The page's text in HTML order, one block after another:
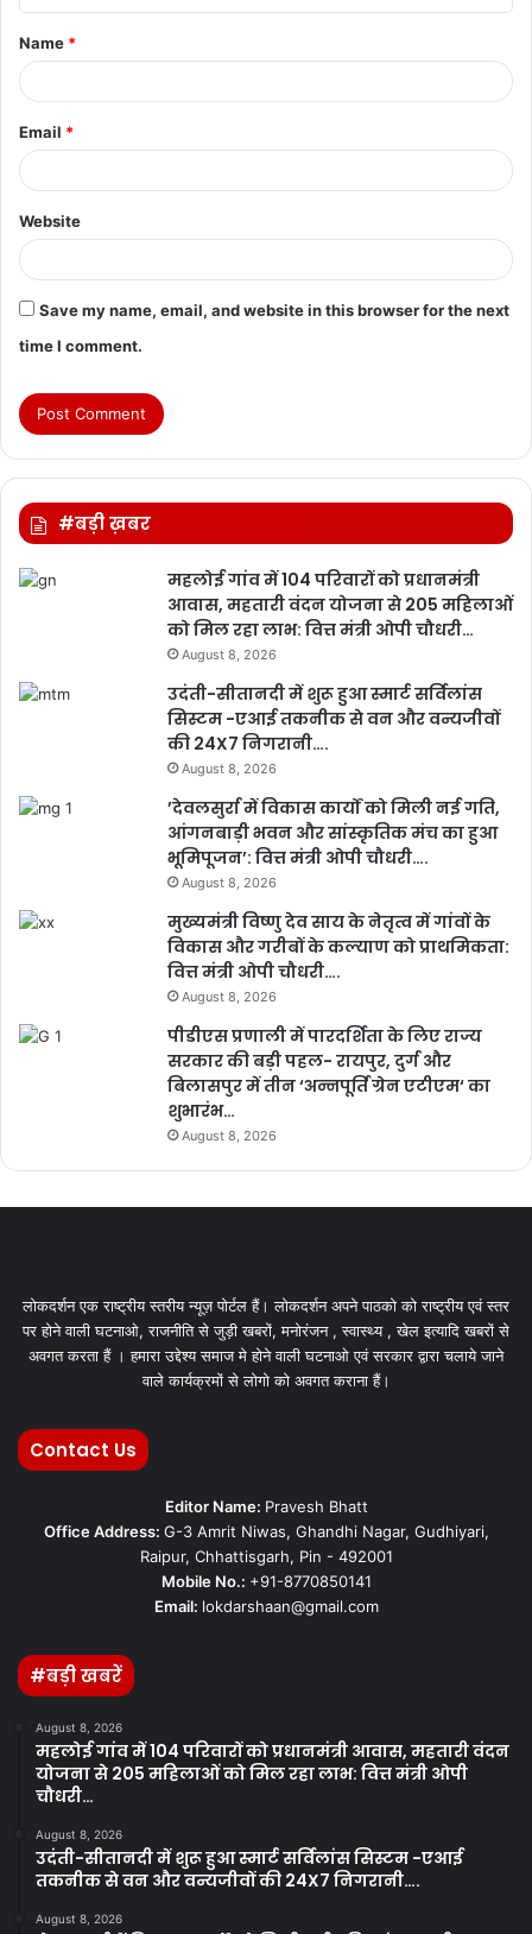
t
*
Name *
Email *
Website
Save my name, email, and website in this browser for the next
time I comment.
#बड़ी ख़बर
महलोई गांव में 104 परिवारों को प्रधानमंत्री
आवास, महतारी वंदन योजना से 205 महिलाओं
को मिल रहा लाभ: वित्त मंत्री ओपी चौधरी…
August 8, 2026
उदंती-सीतानदी में शुरू हुआ स्मार्ट सर्विलांस
सिस्टम -एआई तकनीक से वन और वन्यजीवों
की 24X7 निगरानी….
August 8, 2026
’देवलसुर्रा में विकास कार्यों को मिली नई गति,
आंगनबाड़ी भवन और सांस्कृतिक मंच का हुआ
भूमिपूजन’: वित्त मंत्री ओपी चौधरी….
August 8, 2026
मुख्यमंत्री विष्णु देव साय के नेतृत्व में गांवों के
विकास और गरीबों के कल्याण को प्राथमिकता:
वित्त मंत्री ओपी चौधरी….
August 8, 2026
पीडीएस प्रणाली में पारदर्शिता के लिए राज्य
सरकार की बड़ी पहल- रायपुर, दुर्ग और
बिलासपुर में तीन ‘अन्नपूर्ति ग्रेन एटीएम‘ का
शुभारंभ…
August 8, 2026
लोकदर्शन एक राष्ट्रीय स्तरीय न्यूज़ पोर्टल हैं। लोकदर्शन अपने पाठको को राष्ट्रीय एवं स्तर
पर होने वाली घटनाओ, राजनीति से जुड़ी खबरों, मनोरंजन , स्वास्थ्य , खेल इत्यादि खबरों से
अवगत करता हैं । हमारा उद्देश्य समाज मे होने वाली घटनाओ एवं सरकार द्वारा चलाये जाने
वाले कार्यक्रमों से लोगो को अवगत कराना हैं।
Contact Us
Editor Name: Pravesh Bhatt
Office Address: G-3 Amrit Niwas, Ghandhi Nagar, Gudhiyari,
Raipur, Chhattisgarh, Pin - 492001
Mobile No.: +91-8770850141
Email: lokdarshaan@gmail.com
#बड़ी खबरें
August 8, 2026
महलोई गांव में 104 परिवारों को प्रधानमंत्री आवास, महतारी वंदन
योजना से 205 महिलाओं को मिल रहा लाभ: वित्त मंत्री ओपी
चौधरी…
August 8, 2026
उदंती-सीतानदी में शुरू हुआ स्मार्ट सर्विलांस सिस्टम -एआई
तकनीक से वन और वन्यजीवों की 24X7 निगरानी….
August 8, 2026